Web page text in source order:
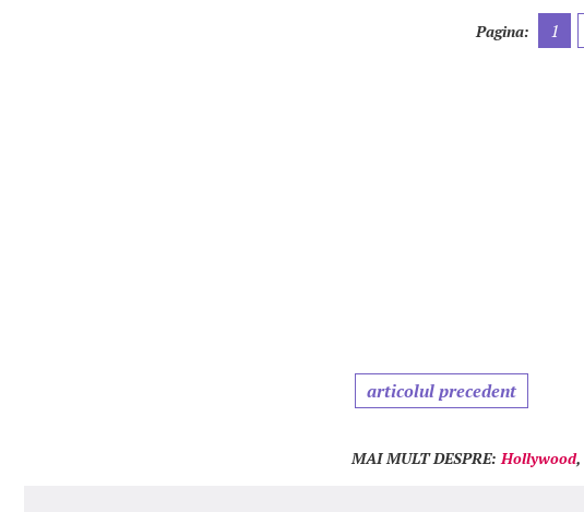
Pagina: 1
articolul precedent
MAI MULT DESPRE: Hollywood,